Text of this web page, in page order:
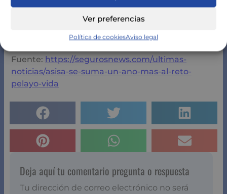
Ver preferencias
Política de cookiesAviso legal
cribados, así como los hábitos de vida saludable
(alimentación, práctica de actividad física, etc.)
para multiplicar la tasa de éxito frente al cáncer.
Fuente: https://segurosnews.com/ultimas-
noticias/asisa-se-suma-un-ano-mas-al-reto-
pelayo-vida
Deja aquí tu comentario pregunta o respuesta
Tu dirección de correo electrónico no será